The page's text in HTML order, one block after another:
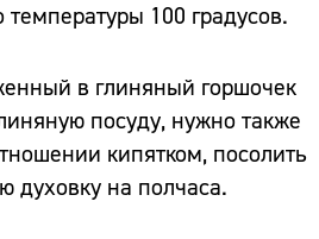
100 градусов.
в глиняный горшочек
посуду, нужно также
кипятком, посолить
духовку на полчаса.